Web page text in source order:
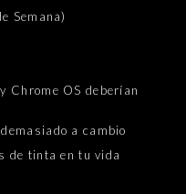
Semana)
Chrome OS deberían
a cambio
de tinta en tu vida